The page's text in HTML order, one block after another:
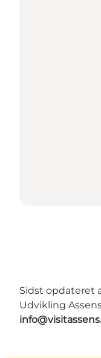
Sidst opdateret
Udvikling